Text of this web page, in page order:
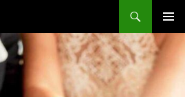
MENÜ